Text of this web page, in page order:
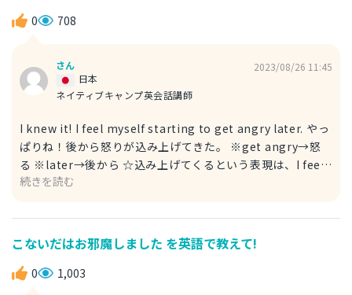
ださい。 ※Don't worry. 安心してください
0 708
さん
ネイティブキャンプ英会話講師
日本
2023/08/26 11:45
I knew it! I feel myself starting to get angry later. やっ
ぱりね！後から怒りが込み上げてきた。 ※get angry→怒
る ※later→後から ☆込み上げてくるという表現は、I feel
myself starting を使うと自然です。 ☆この場合、怒りが
とが多いです。 He cheated on me. I feel myself
starting to get angry later. 彼は浮気した。後から怒りが
込み上げてきた。 ※cheated on 浮気する
続きを読む
こないだはお邪魔しました を英語で教えて!
0 1,003